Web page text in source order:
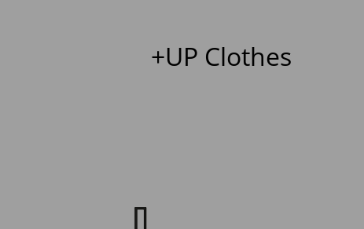
+UP Clothes